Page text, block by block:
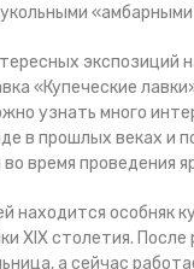
экспозиций
«Купеческие
узнать много
в прошлых веках и
время проведения
находится особняк
XIX столетия.
а сейчас